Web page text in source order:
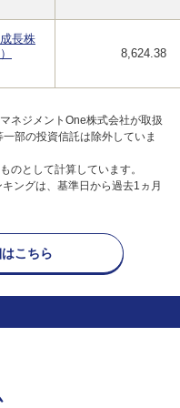
長株
8,624.38
ネジメントOne株式会社が取扱
部の投資信託は除外していま
のとして計算しています。
ングは、基準日から過去1ヵ月
こちら